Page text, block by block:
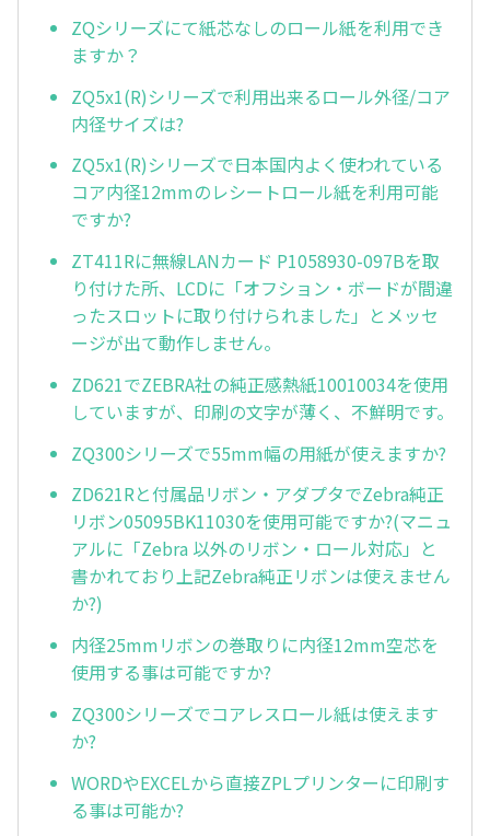
ZQシリーズにて紙芯なしのロール紙を利用でき
ますか？
ZQ5x1(R)シリーズで利用出来るロール外径/コア
内径サイズは?
ZQ5x1(R)シリーズで日本国内よく使われている
コア内径12mmのレシートロール紙を利用可能
ですか?
ZT411Rに無線LANカード P1058930-097Bを取
り付けた所、LCDに「オフション・ボードが間違
ったスロットに取り付けられました」とメッセ
ージが出て動作しません。
ZD621でZEBRA社の純正感熱紙10010034を使用
していますが、印刷の文字が薄く、不鮮明です。
ZQ300シリーズで55mm幅の用紙が使えますか?
ZD621Rと付属品リボン・アダプタでZebra純正
リボン05095BK11030を使用可能ですか?(マニュ
アルに「Zebra 以外のリボン・ロール対応」と
書かれており上記Zebra純正リボンは使えません
か?)
内径25mmリボンの巻取りに内径12mm空芯を
使用する事は可能ですか?
ZQ300シリーズでコアレスロール紙は使えます
か?
WORDやEXCELから直接ZPLプリンターに印刷す
る事は可能か?